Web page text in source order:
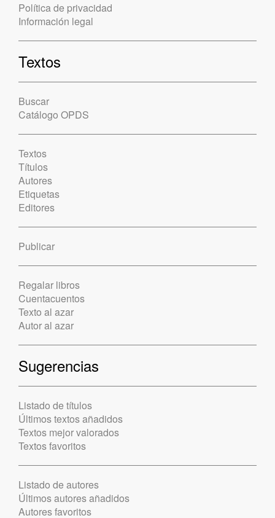
Política de privacidad
Información legal
Textos
Buscar
Catálogo OPDS
Textos
Títulos
Autores
Etiquetas
Editores
Publicar
Regalar libros
Cuentacuentos
Texto al azar
Autor al azar
Sugerencias
Listado de títulos
Últimos textos añadidos
Textos mejor valorados
Textos favoritos
Listado de autores
Últimos autores añadidos
Autores favoritos